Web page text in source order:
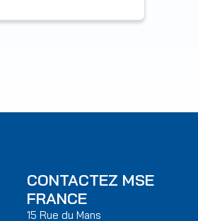
CONTACTEZ MSE
FRANCE
15 Rue du Mans